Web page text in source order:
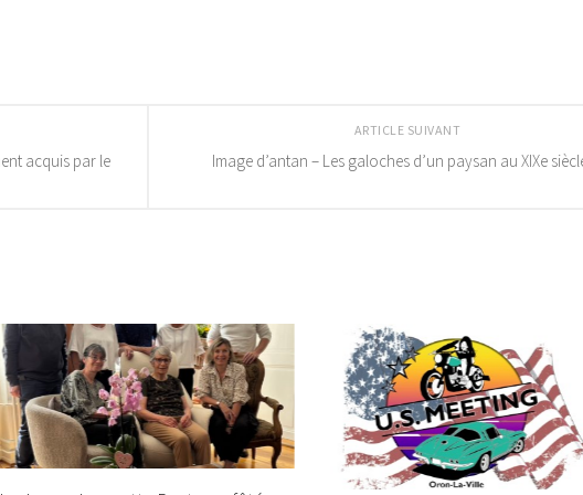
ARTICLE SUIVANT
Image d’antan – Les galoches d’un paysan au XIXe
acquis par le